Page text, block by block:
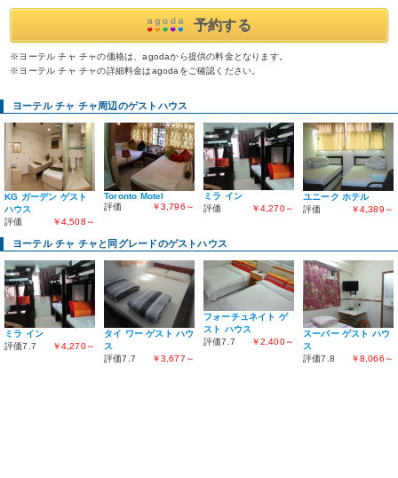
予約する
※ヨーテル チャ チャの価格は、agodaから提供の料金となります。
※ヨーテル チャ チャの詳細料金はagodaをご確認ください。
ヨーテル チャ チャ周辺のゲストハウス
KG ガーデン ゲスト
ハウス
評価
￥4,508～
Toronto Motel
評価
￥3,796～
ミラ イン
評価
￥4,270～
ユニーク ホテル
評価
￥4,389～
ヨーテル チャ チャと同グレードのゲストハウス
ミラ イン
評価7.7
￥4,270～
タイ ワー ゲスト ハウ
ス
評価7.7
￥3,677～
フォーチュネイト ゲ
スト ハウス
評価7.7
￥2,400～
スーパー ゲスト ハウ
ス
評価7.8
￥8,066～